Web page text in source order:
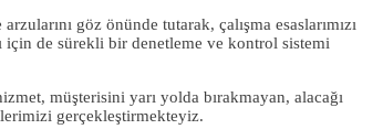
göz önünde tutarak, çalışma esaslarımızı
de sürekli bir denetleme ve kontrol sistemi
müşterisini yarı yolda bırakmayan, alacağı
gerçekleştirmekteyiz.